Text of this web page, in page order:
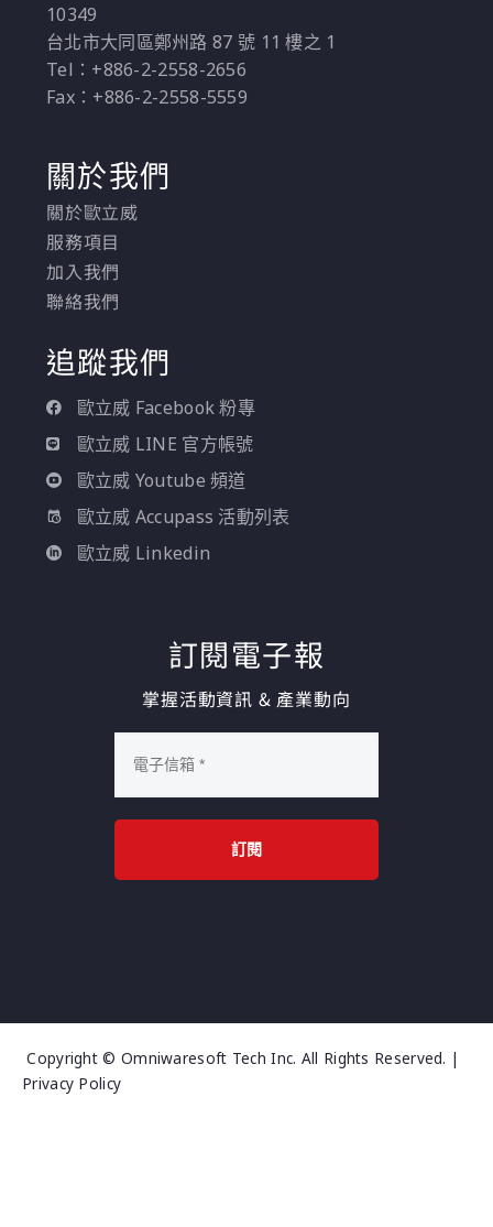
10349
台北市大同區鄭州路 87 號 11 樓之 1
Tel：+886-2-2558-2656
Fax：+886-2-2558-5559
關於我們
關於歐立威
服務項目
加入我們
聯絡我們
追蹤我們
歐立威 Facebook 粉專
歐立威 LINE 官方帳號
歐立威 Youtube 頻道
歐立威 Accupass 活動列表
歐立威 Linkedin
訂閱電子報
掌握活動資訊 & 產業動向
訂閱
Copyright © Omniwaresoft Tech Inc. All Rights Reserved. |
Privacy Policy